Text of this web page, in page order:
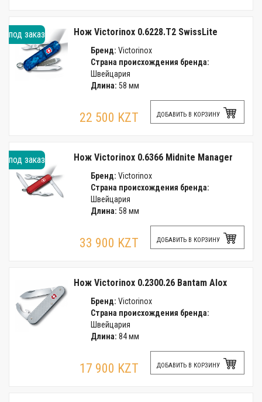
под заказ Нож Victorinox 0.6228.T2 SwissLite
Бренд: Victorinox
Страна происхождения бренда:
Швейцария
Длина: 58 мм
22 500 KZT ДОБАВИТЬ В КОРЗИНУ
под заказ Нож Victorinox 0.6366 Midnite Manager
Бренд: Victorinox
Страна происхождения бренда:
Швейцария
Длина: 58 мм
33 900 KZT ДОБАВИТЬ В КОРЗИНУ
Нож Victorinox 0.2300.26 Bantam Alox
Бренд: Victorinox
Страна происхождения бренда:
Швейцария
Длина: 84 мм
17 900 KZT ДОБАВИТЬ В КОРЗИНУ